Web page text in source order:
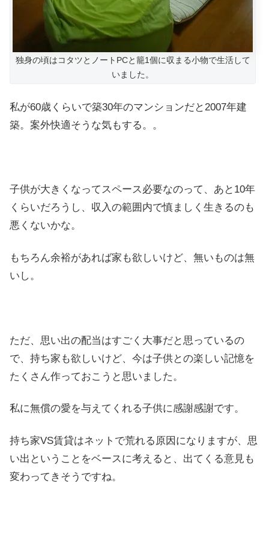
独身の頃はコタツとノートPCと籠1個に収まる小物で生活して
いました。
私が60歳くらいで築30年のマンションだと2007年建
築。案外快適そうな気もする。。
子供が大きくなってスペース必要なのって、あと10年
くらいだろうし、収入の範囲内で慎ましく生きるのも
悪くないかな。
もちろん余裕があれば家も欲しいけど、無いものは無
いし。
ただ、思い出の配当はすごく大事だと思っているの
で、持ち家も欲しいけど、今は子供との楽しい記憶を
たくさん作っておこうと思いました。
私に無償の愛を与えてくれる子供に感謝感謝です。
持ち家VS賃貸はネットで荒れる原因になりますが、思
い出ということをベースに考えると、出てくる意見も
変わってきそうですね。